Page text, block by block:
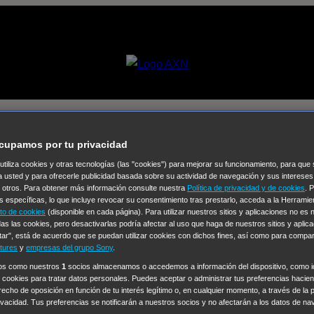
Selecciona un
Colección de Videos
Operación: Huracán House of Cards Despedida Salvaje
en familia
Hudson & Rex Diez libras y un sueño
Mr
High Country
Los casos de Susan Ryeland:
Libre de Culpa Morbius NCIS: Nueva Orleans Pandora En
Chicago Fire Monarch Circuito cerrado Alert: Unidad de
por tu privacidad
cookies y otras tecnologías (las "cookies") para mejorar su funcionamiento, para que
usted y para ofrecerle publicidad basada sobre su actividad de navegación y sus
otros. Para obtener más información consulte nuestra Política de privacidad y de cookies .
específicas, lo que incluye revocar su consentimiento tras prestarlo, acceda a la
de cookies (disponible en cada página). Para utilizar nuestros sitios y aplicaciones no es
las cookies, pero desactivarlas podría afectar al uso que haga de nuestros sitios y
está de acuerdo que se puedan utilizar cookies con dichos fines, así como para
y empresas del grupo Sony.
como nuestros 1 socios almacenamos o accedemos a información del dispositivo, como
cookies para tratar datos personales. Puedes aceptar o administrar tus preferencias
de oposición en función de tu interés legítimo o, en cualquier momento, a través de la
Tus preferencias se notificarán a nuestros socios y no afectarán a los datos de